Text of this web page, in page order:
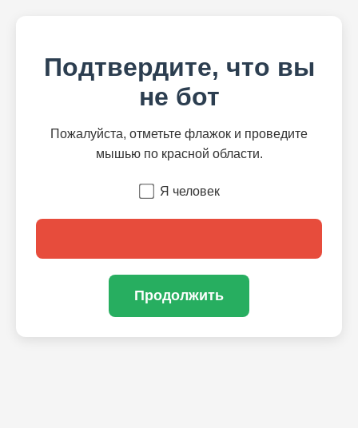
Подтвердите, что вы
не бот
Пожалуйста, отметьте флажок и проведите
мышью по красной области.
Я человек
Продолжить